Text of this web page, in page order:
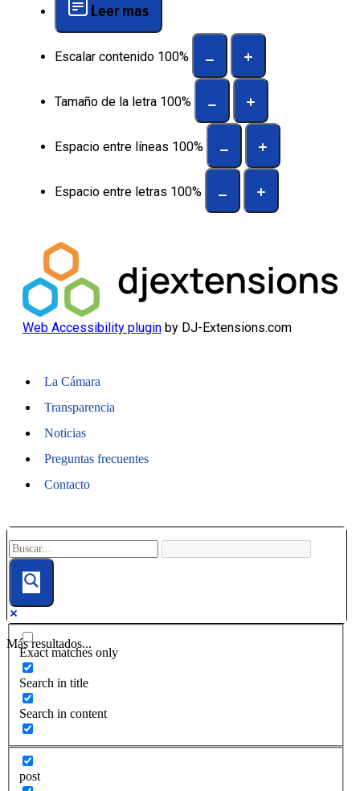
Leer mas
Escalar contenido 100%
Tamaño de la letra 100%
Espacio entre líneas 100%
Espacio entre letras 100%
Web Accessibility plugin by DJ-Extensions.com
La Cámara
Transparencia
Noticias
Preguntas frecuentes
Contacto
Más resultados...
Exact matches only
Search in title
Search in content
post